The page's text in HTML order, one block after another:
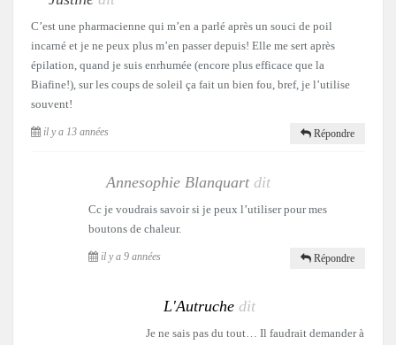
C’est une pharmacienne qui m’en a parlé après un souci de poil
incarné et je ne peux plus m’en passer depuis! Elle me sert après
épilation, quand je suis enrhumée (encore plus efficace que la
Biafine!), sur les coups de soleil ça fait un bien fou, bref, je l’utilise
souvent!
il y a 13 années Répondre
Annesophie Blanquart dit
Cc je voudrais savoir si je peux l’utiliser pour mes
boutons de chaleur.
il y a 9 années Répondre
L'Autruche dit
Je ne sais pas du tout… Il faudrait demander à